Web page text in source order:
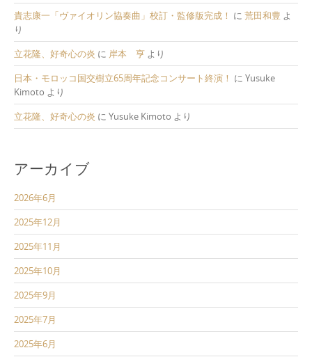
貴志康一「ヴァイオリン協奏曲」校訂・監修版完成！ に 荒田和豊 よ
り
立花隆、好奇心の炎 に 岸本 亨 より
日本・モロッコ国交樹立65周年記念コンサート終演！ に Yusuke
Kimoto より
立花隆、好奇心の炎 に Yusuke Kimoto より
アーカイブ
2026年6月
2025年12月
2025年11月
2025年10月
2025年9月
2025年7月
2025年6月